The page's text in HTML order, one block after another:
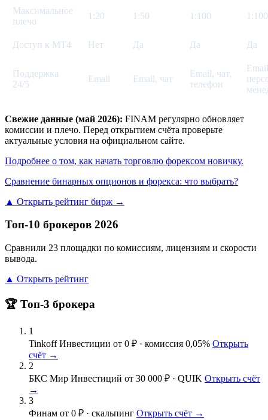
Максимальное
плечо
1:20 1:50 1:100 1:100
Доступ к MT4 Нет Да Да Да
Поддержка
24/5
Email Email, чат
Email, чат,
телефон
Свежие данные (май 2026): FINAM регулярно обновляет
комиссии и плечо. Перед открытием счёта проверьте
актуальные условия на официальном сайте.
Подробнее о том, как начать торговлю форексом новичку.
Сравнение бинарных опционов и форекса: что выбрать?
▲ Открыть рейтинг бирж →
Топ-10 брокеров 2026
Сравнили 23 площадки по комиссиям, лицензиям и скорости
вывода.
▲ Открыть рейтинг
🏆 Топ-3 брокера
1
Tinkoff Инвестиции от 0 ₽ · комиссия 0,05% Открыть
счёт →
2
БКС Мир Инвестиций от 30 000 ₽ · QUIK Открыть счёт
→
3
Финам от 0 ₽ · скальпинг Открыть счёт →